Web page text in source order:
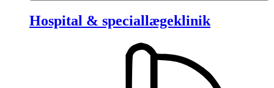
Hospital & speciallægeklinik